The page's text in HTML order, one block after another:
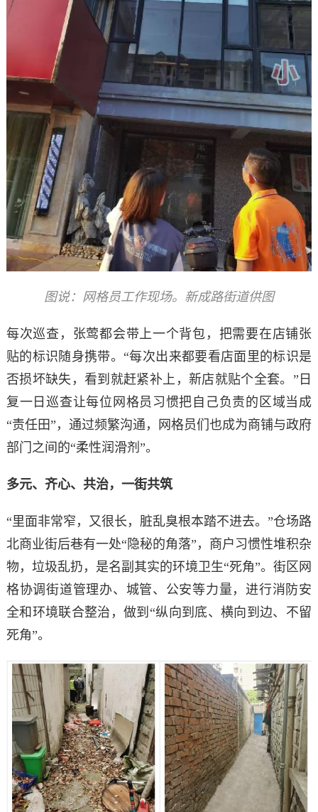
图说：网格员工作现场。新成路街道供图
每次巡查，张莺都会带上一个背包，把需要在店铺张
贴的标识随身携带。“每次出来都要看店面里的标识是
否损坏缺失，看到就赶紧补上，新店就贴个全套。”日
复一日巡查让每位网格员习惯把自己负责的区域当成
“责任田”，通过频繁沟通，网格员们也成为商铺与政府
部门之间的“柔性润滑剂”。
多元、齐心、共治，一街共筑
“里面非常窄，又很长，脏乱臭根本踏不进去。”仓场路
北商业街后巷有一处“隐秘的角落”，商户习惯性堆积杂
物，垃圾乱扔，是名副其实的环境卫生“死角”。街区网
格协调街道管理办、城管、公安等力量，进行消防安
全和环境联合整治，做到“纵向到底、横向到边、不留
死角”。